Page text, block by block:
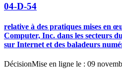
04-D-54
relative à des pratiques mises en
Computer, Inc. dans les secteurs
sur Internet et des baladeurs
DécisionMise en ligne le : 09